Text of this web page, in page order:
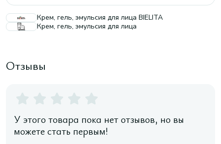
Крем, гель, эмульсия для лица BIELITA
Крем, гель, эмульсия для лица
Отзывы
У этого товара пока нет отзывов, но вы
можете стать первым!